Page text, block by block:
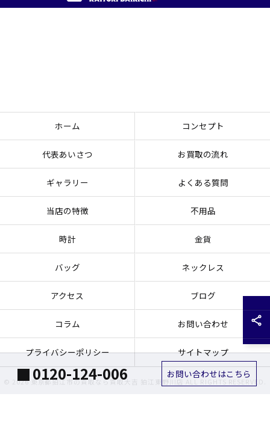
0120-124-006 お問い合わせはこちら
ホーム コンセプト
代表あいさつ お買取の流れ
ギャラリー よくある質問
当店の特徴 不用品
時計 金貨
バッグ ネックレス
アクセス ブログ
コラム お問い合わせ
プライバシーポリシー サイトマップ
© 2026 東京都狛江市の買取なら買取大吉 狛江東野川店 ALL RIGHTS RESERVED.